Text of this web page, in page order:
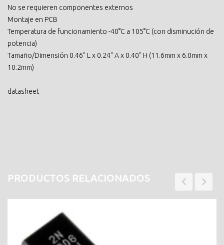
No se requieren componentes externos
Montaje en PCB
Temperatura de funcionamiento -40°C a 105°C (con disminución de
potencia)
Tamaño/Dimensión 0.46" L x 0.24" A x 0.40" H (11.6mm x 6.0mm x
10.2mm)
datasheet
PRODUCTOS RELACIONADOS